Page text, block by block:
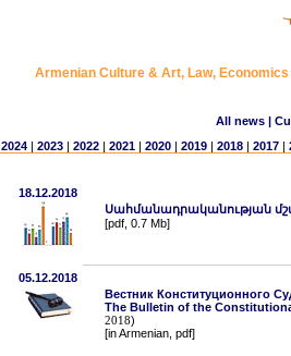
Armenian Culture & Art, Law,
All news |
2024 | 2023 | 2022 | 2021 | 2020 | 2019 | 2018 | 2017 |
18.12.2018
Սահմանադրականության
[pdf, 0.7 Mb]
05.12.2018
Вестник Конституционного
The Bulletin of the
2018)
[in Armenian, pdf]